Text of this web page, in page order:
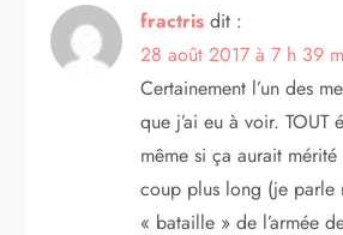
n
fractris dit :
28 août 2017 à 7 h 39
Certainement l’un des
que j’ai eu à voir. TOUT
même si ça aurait
coup plus long (je parle
« bataille » de l’armée